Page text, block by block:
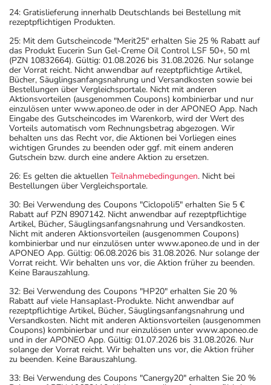
24: Gratislieferung innerhalb Deutschlands bei Bestellung mit
rezeptpflichtigen Produkten.
25: Mit dem Gutscheincode "Merit25" erhalten Sie 25 % Rabatt auf
das Produkt Eucerin Sun Gel-Creme Oil Control LSF 50+, 50 ml
(PZN 10832664). Gültig: 01.08.2026 bis 31.08.2026. Nur solange
der Vorrat reicht. Nicht anwendbar auf rezeptpflichtige Artikel,
Bücher, Säuglingsanfangsnahrung und Versandkosten sowie bei
Bestellungen über Vergleichsportale. Nicht mit anderen
Aktionsvorteilen (ausgenommen Coupons) kombinierbar und nur
einzulösen unter www.aponeo.de oder in der APONEO App. Nach
Eingabe des Gutscheincodes im Warenkorb, wird der Wert des
Vorteils automatisch vom Rechnungsbetrag abgezogen. Wir
behalten uns das Recht vor, die Aktionen bei Vorliegen eines
wichtigen Grundes zu beenden oder ggf. mit einem anderen
Gutschein bzw. durch eine andere Aktion zu ersetzen.
26: Es gelten die aktuellen Teilnahmebedingungen. Nicht bei
Bestellungen über Vergleichsportale.
30: Bei Verwendung des Coupons "Ciclopoli5" erhalten Sie 5 €
Rabatt auf PZN 8907142. Nicht anwendbar auf rezeptpflichtige
Artikel, Bücher, Säuglingsanfangsnahrung und Versandkosten.
Nicht mit anderen Aktionsvorteilen (ausgenommen Coupons)
kombinierbar und nur einzulösen unter www.aponeo.de und in der
APONEO App. Gültig: 06.08.2026 bis 31.08.2026. Nur solange der
Vorrat reicht. Wir behalten uns vor, die Aktion früher zu beenden.
Keine Barauszahlung.
32: Bei Verwendung des Coupons "HP20" erhalten Sie 20 %
Rabatt auf viele Hansaplast-Produkte. Nicht anwendbar auf
rezeptpflichtige Artikel, Bücher, Säuglingsanfangsnahrung und
Versandkosten. Nicht mit anderen Aktionsvorteilen (ausgenommen
Coupons) kombinierbar und nur einzulösen unter www.aponeo.de
und in der APONEO App. Gültig: 01.07.2026 bis 31.08.2026. Nur
solange der Vorrat reicht. Wir behalten uns vor, die Aktion früher
zu beenden. Keine Barauszahlung.
33: Bei Verwendung des Coupons "Canergy20" erhalten Sie 20 %